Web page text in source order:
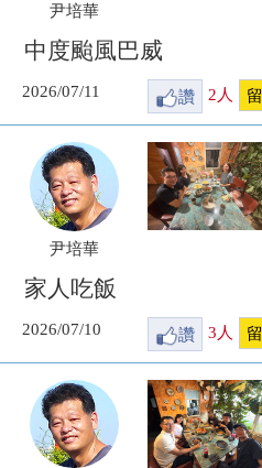
尹培華
中度颱風巴威
2026/07/11 讚 2 人
尹培華
家人吃飯
2026/07/10 讚 3 人